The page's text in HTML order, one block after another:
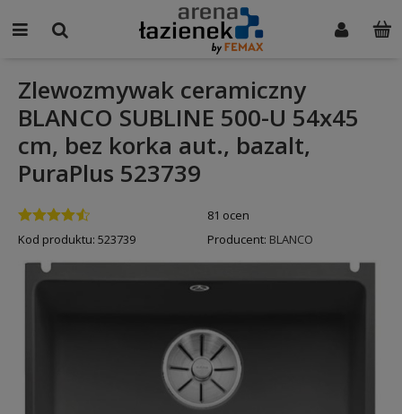
Zlewozmywak ceramiczny
BLANCO SUBLINE 500-U 54x45
cm, bez korka aut., bazalt,
PuraPlus 523739
81 ocen
Kod produktu: 523739 Producent: BLANCO